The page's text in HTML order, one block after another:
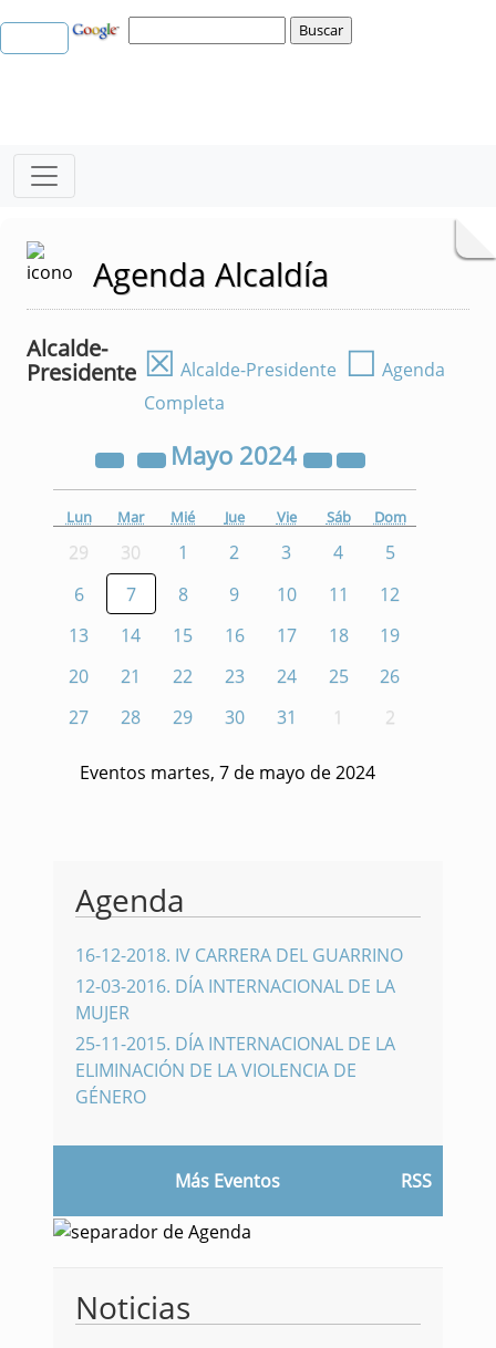
Agenda Alcaldía
Alcalde-
Presidente ☒ Alcalde-Presidente ☐ Agenda
Completa
Mayo 2024
Lun Mar Mié Jue Vie Sáb Dom
29 30 1 2 3 4
5
6
7 8 9 10 11
12
13
14 15 16 17 18
19
20
21 22 23 24 25
26
27
28 29 30 31 1 2
Eventos martes, 7 de mayo de 2024
Agenda
16-12-2018. IV CARRERA DEL GUARRINO
12-03-2016. DÍA INTERNACIONAL DE LA
MUJER
25-11-2015. DÍA INTERNACIONAL DE LA
ELIMINACIÓN DE LA VIOLENCIA DE
GÉNERO
Más Eventos RSS
Noticias